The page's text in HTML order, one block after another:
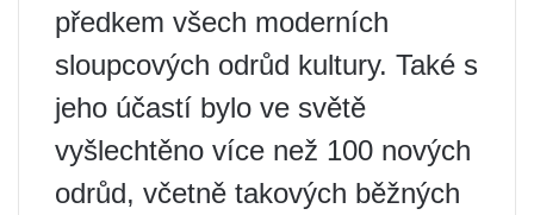
předkem všech moderních
sloupcových odrůd kultury. Také s
jeho účastí bylo ve světě
vyšlechtěno více než 100 nových
odrůd, včetně takových běžných